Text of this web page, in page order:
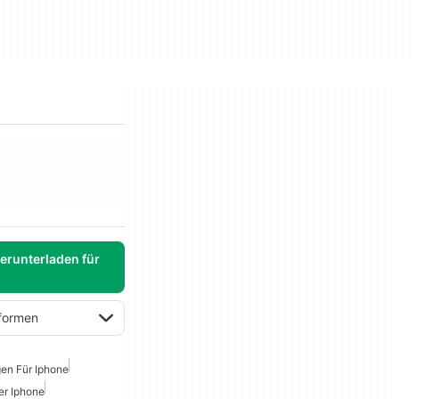
für
Für Iphone
Iphone